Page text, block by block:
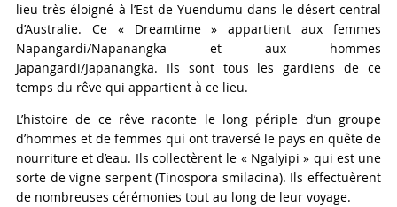
lieu très éloigné à l’Est de Yuendumu dans le désert central
d’Australie. Ce « Dreamtime » appartient aux femmes
Napangardi/Napanangka et aux hommes
Japangardi/Japanangka. Ils sont tous les gardiens de ce
temps du rêve qui appartient à ce lieu.
L’histoire de ce rêve raconte le long périple d’un groupe
d’hommes et de femmes qui ont traversé le pays en quête de
nourriture et d’eau. Ils collectèrent le « Ngalyipi » qui est une
sorte de vigne serpent (Tinospora smilacina). Ils effectuèrent
de nombreuses cérémonies tout au long de leur voyage.